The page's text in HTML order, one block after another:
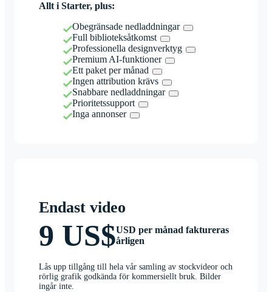
Allt i Starter, plus:
Obegränsade nedladdningar
Full biblioteksåtkomst
Professionella designverktyg
Premium AI-funktioner
Ett paket per månad
Ingen attribution krävs
Snabbare nedladdningar
Prioritetssupport
Inga annonser
Endast video
9 US$USD per månad faktureras
årligen
Lås upp tillgång till hela vår samling av stockvideor och
rörlig grafik godkända för kommersiellt bruk. Bilder
ingår inte.